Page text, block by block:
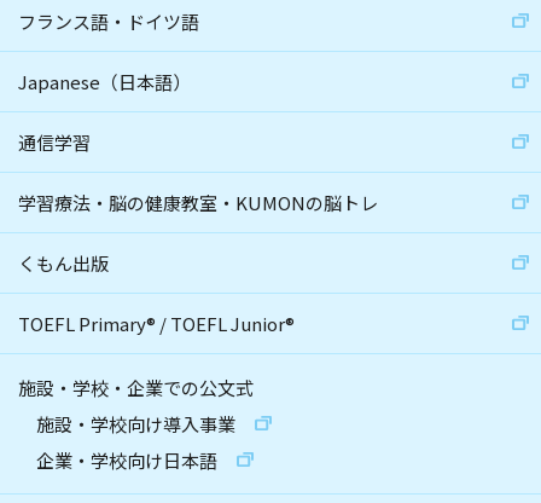
フランス語・ドイツ語
Japanese（日本語）
通信学習
学習療法・脳の健康教室・KUMONの脳トレ
くもん出版
TOEFL Primary® /TOEFL Junior®
施設・学校・企業での公文式
施設・学校向け導入事業
企業・学校向け日本語